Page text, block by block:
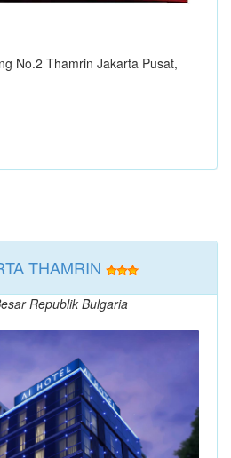
No.2 Thamrin Jakarta Pusat,
THAMRIN
Republik Bulgaria